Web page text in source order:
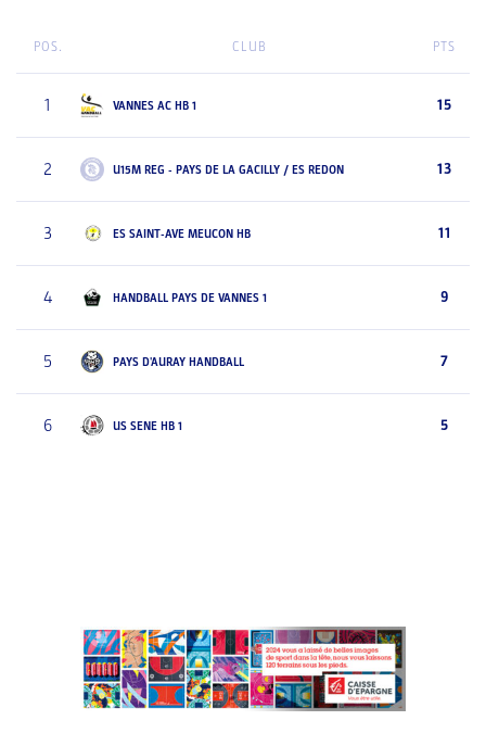
POS. CLUB PTS
1 VANNES AC HB 1 15
2 U15M REG - PAYS DE LA GACILLY / ES REDON 13
3 ES SAINT-AVE MEUCON HB 11
4 HANDBALL PAYS DE VANNES 1 9
5 PAYS D'AURAY HANDBALL 7
6 US SENE HB 1 5